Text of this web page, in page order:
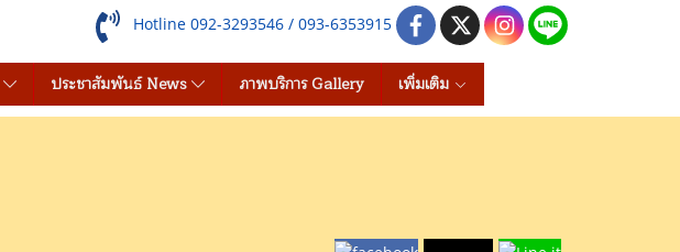
Hotline 092-3293546 / 093-6353915
ประชาสัมพันธ์ News ภาพบริการ Gallery เพิ่มเติม